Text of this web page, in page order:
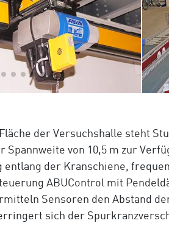
der Versuchshalle steht
von 10,5 m zur
der Kranschiene,
ABUControl mit
Sensoren den Abstand
sich der